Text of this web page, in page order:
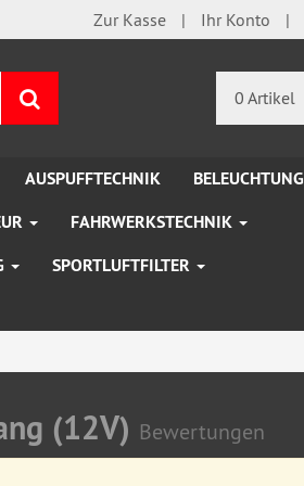
Zur Kasse Ihr Konto
0 Artikel
AUSPUFFTECHNIK
BELEUCHTUNG
FAHRWERKSTECHNIK
SPORTLUFTFILTER
(12V) Bewertungen